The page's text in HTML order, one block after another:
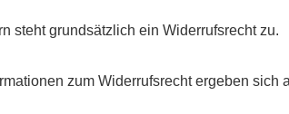
steht grundsätzlich ein Widerrufsrecht zu.
zum Widerrufsrecht ergeben sich